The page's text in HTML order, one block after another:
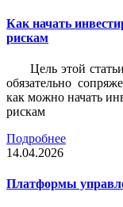
Как начать
рискам
Цель этой
обязательно
как можно начать
рискам
Подробнее
14.04.2026
Платформы